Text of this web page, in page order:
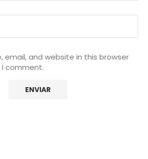
email, and website in this browser
comment.